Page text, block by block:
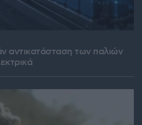
αντικατάσταση των παλιών